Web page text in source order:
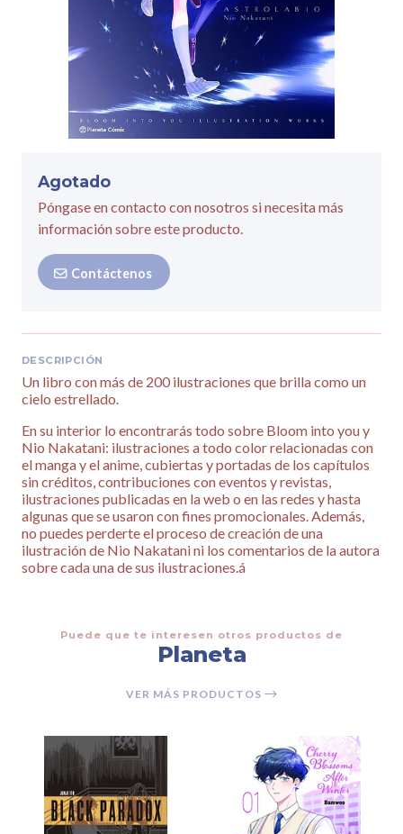
Agotado
Póngase en contacto con nosotros si necesita más
información sobre este producto.
Contáctenos
DESCRIPCIÓN
Un libro con más de 200 ilustraciones que brilla como un
cielo estrellado.
En su interior lo encontrarás todo sobre Bloom into you y
Nio Nakatani: ilustraciones a todo color relacionadas con
el manga y el anime, cubiertas y portadas de los capítulos
sin créditos, contribuciones con eventos y revistas,
ilustraciones publicadas en la web o en las redes y hasta
algunas que se usaron con fines promocionales. Además,
no puedes perderte el proceso de creación de una
ilustración de Nio Nakatani ni los comentarios de la autora
sobre cada una de sus ilustraciones.á
Puede que te interesen otros productos de
Planeta
VER MÁS PRODUCTOS